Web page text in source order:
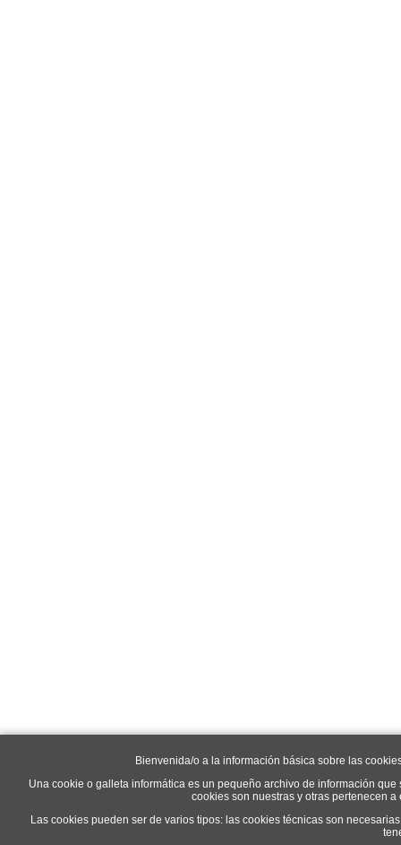
Bienvenida/o a la información básica sobre las
Una cookie o galleta informática es un pequeño archivo de información
cookies son nuestras y otras pertenecen
Las cookies pueden ser de varios tipos: las cookies técnicas son